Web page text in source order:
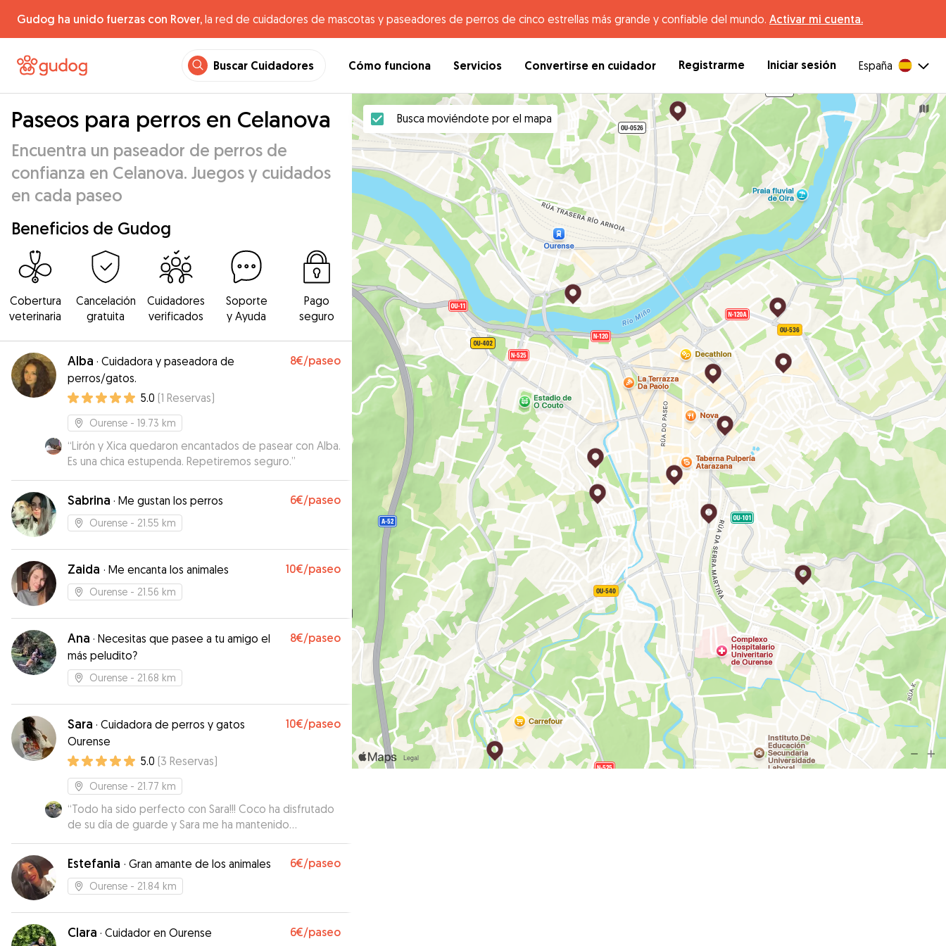
Gudog ha unido fuerzas con Rover, la red de cuidadores de mascotas y paseadores de perros de cinco estrellas más grande y confiable del mundo. Activar mi cuenta.
Buscar Cuidadores Cómo funciona Servicios Convertirse en cuidador Registrarme Iniciar sesión España
Paseos para perros en Celanova
Encuentra un paseador de perros de
confianza en Celanova. Juegos y cuidados
en cada paseo
Beneficios de Gudog
Cobertura
veterinaria
Cancelación
gratuita
Cuidadores
verificados
Soporte
y Ayuda
Pago
seguro
Alba · Cuidadora y paseadora de
perros/gatos.
8€/paseo
5.0 (1 Reservas)
Ourense - 19.73 km
“Lirón y Xica quedaron encantados de pasear con Alba.
Es una chica estupenda. Repetiremos seguro.”
Sabrina · Me gustan los perros 6€/paseo
Ourense - 21.55 km
Zaida · Me encanta los animales 10€/paseo
Ourense - 21.56 km
Ana · Necesitas que pasee a tu amigo el
más peludito?
8€/paseo
Ourense - 21.68 km
Sara · Cuidadora de perros y gatos
Ourense
10€/paseo
5.0 (3 Reservas)
Ourense - 21.77 km
“Todo ha sido perfecto con Sara!!! Coco ha disfrutado
de su día de guarde y Sara me ha mantenido
informado en todo momento.”
Estefania · Gran amante de los animales 6€/paseo
Ourense - 21.84 km
Clara · Cuidador en Ourense 6€/paseo
Busca moviéndote por el mapa